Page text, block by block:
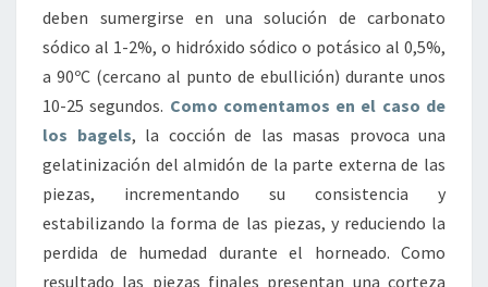
deben sumergirse en una solución de carbonato
sódico al 1-2%, o hidróxido sódico o potásico al 0,5%,
a 90ºC (cercano al punto de ebullición) durante unos
10-25 segundos. Como comentamos en el caso de
los bagels, la cocción de las masas provoca una
gelatinización del almidón de la parte externa de las
piezas, incrementando su consistencia y
estabilizando la forma de las piezas, y reduciendo la
perdida de humedad durante el horneado. Como
resultado las piezas finales presentan una corteza